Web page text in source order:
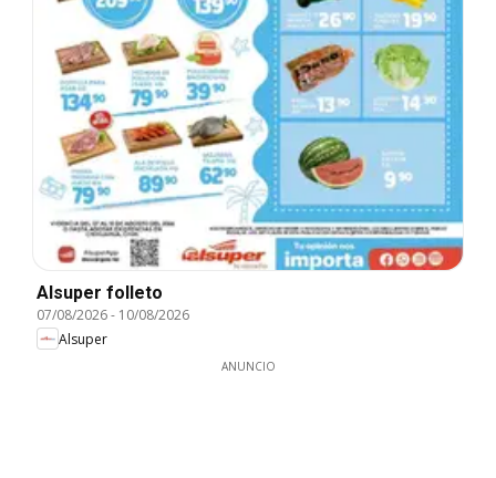
Alsuper folleto
07/08/2026- 10/08/2026
Alsuper
ANUNCIO